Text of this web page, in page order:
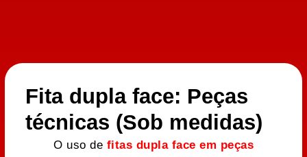
Fita dupla face: Peças
técnicas (Sob medidas)
O uso de fitas dupla face em peças